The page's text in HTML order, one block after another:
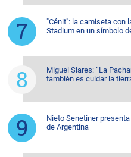
"Cénit": la camiseta con
Stadium en un símbolo
Miguel Siares: “La
también es cuidar la
Nieto Senetiner
de Argentina